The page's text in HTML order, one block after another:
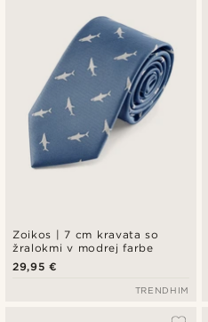
Zoikos | 7 cm kravata so
žralokmi v modrej farbe
29,95 €
TRENDHIM